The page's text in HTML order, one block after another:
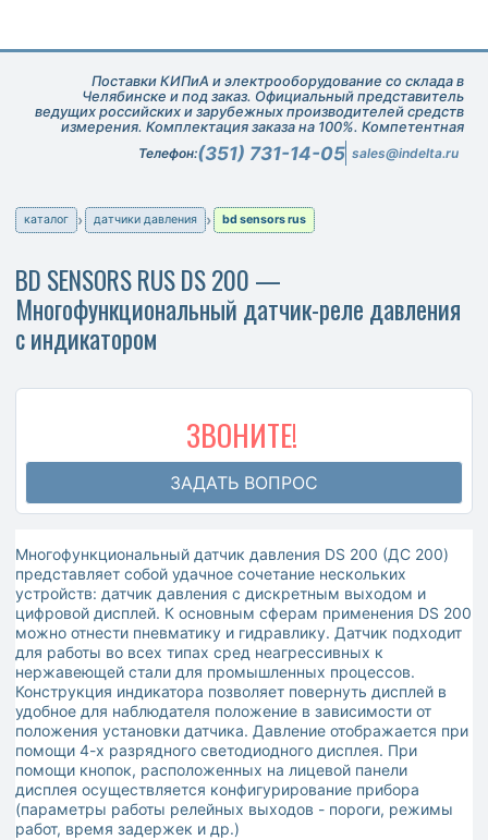
Поставки КИПиА и электрооборудование со склада в
Челябинске и под заказ. Официальный представитель
ведущих российских и зарубежных производителей средств
измерения. Комплектация заказа на 100%. Компетентная
техническая поддержка при подборе оборудования.
Телефон:(351) 731-14-05 sales@indelta.ru
каталог датчики давления bd sensors rus
BD SENSORS RUS DS 200 —
Многофункциональный датчик-реле давления
с индикатором
ЗВОНИТЕ!
ЗАДАТЬ ВОПРОС
Многофункциональный датчик давления DS 200 (ДС 200)
представляет собой удачное сочетание нескольких
устройств: датчик давления с дискретным выходом и
цифровой дисплей. К основным сферам применения DS 200
можно отнести пневматику и гидравлику. Датчик подходит
для работы во всех типах сред неагрессивных к
нержавеющей стали для промышленных процессов.
Конструкция индикатора позволяет повернуть дисплей в
удобное для наблюдателя положение в зависимости от
положения установки датчика. Давление отображается при
помощи 4-х разрядного светодиодного дисплея. При
помощи кнопок, расположенных на лицевой панели
дисплея осуществляется конфигурирование прибора
(параметры работы релейных выходов - пороги, режимы
работ, время задержек и др.)